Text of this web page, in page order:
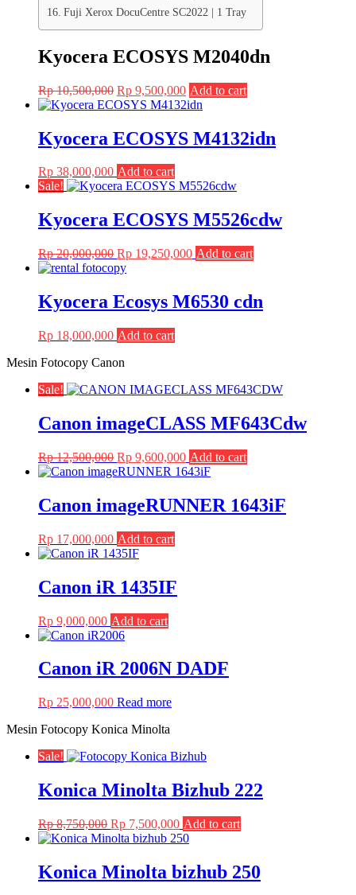
Fuji Xerox DocuCentre SC2022 | 1 Tray
Kyocera ECOSYS M2040dn
Rp10,500,000 Original
price
Rp 10,500,000.
Rp 9,500,000Current
price
Rp 9,500,000.
Add to cart
Kyocera ECOSYS M4132idn
Rp 38,000,000 Add to cart
Sale!
Kyocera ECOSYS M5526cdw
Rp20,000,000 Original
price
Rp 20,000,000.
Rp 19,250,000Current
Rp 19,250,000.
Add to cart
Kyocera Ecosys M6530 cdn
Rp 18,000,000 Add to cart
Mesin Fotocopy Canon
Sale!
Canon imageCLASS MF643Cdw
Rp12,500,000 Original
price
Rp 12,500,000.
Rp 9,600,000Current
price
Rp 9,600,000.
Add to cart
Canon imageRUNNER 1643iF
Rp 17,000,000 Add to cart
Canon iR 1435IF
Rp 9,000,000 Add to cart
Canon iR 2006N DADF
Rp 25,000,000 Read more
Mesin Fotocopy Konica Minolta
Sale!
Konica Minolta Bizhub 222
Rp8,750,000 Original
price
Rp 8,750,000.
Rp 7,500,000Current
price
Rp 7,500,000.
Add to cart
Konica Minolta bizhub 250